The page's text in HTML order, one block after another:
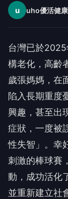
u uho優活健
台灣已於
構老化，高齡
歲張媽媽，在
陷入長期重度
興趣，甚至出
症狀，一度被
性失智」。幸
刺激的棒球賽
動，成功活化
並重新建立社